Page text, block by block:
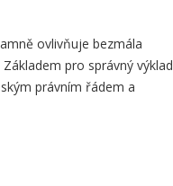
ovlivňuje bezmála
pro správný výklad
právním řádem a